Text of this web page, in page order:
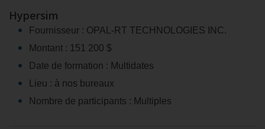
Hypersim
Fournisseur : OPAL‑RT TECHNOLOGIES INC.
Montant : 151 200 $
Date de formation : Multidates
Lieu : à nos bureaux
Nombre de participants : Multiples